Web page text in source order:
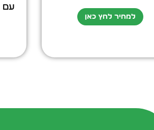
למחיר לחץ כאן